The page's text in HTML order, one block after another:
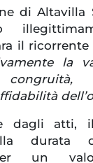
di Altavilla
il ricorrente
la
dagli atti,
durata
un